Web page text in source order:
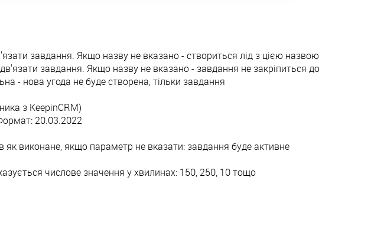
завдання. Якщо назву не вказано - створиться лід з цією назвою
завдання. Якщо назву не вказано - завдання не закріпиться до
- нова угода не буде створена, тільки завдання
з KeepinCRM)
20.03.2022
як виконане, якщо параметр не вказати: завдання буде активне
числове значення у хвилинах: 150, 250, 10 тощо